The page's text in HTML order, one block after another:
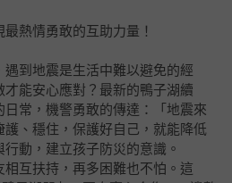
熱情勇敢的互助力量！
到地震是生活中難以避免的經
能安心應對？最新的鴨子湖續
常，機警勇敢的傳達：「地震來
、穩住，保護好自己，就能降低
動，建立孩子防災的意識。
互扶持，再多困難也不怕。這